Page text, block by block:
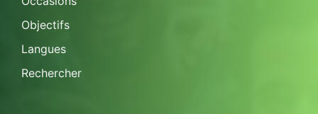
Objectifs
Langues
Rechercher